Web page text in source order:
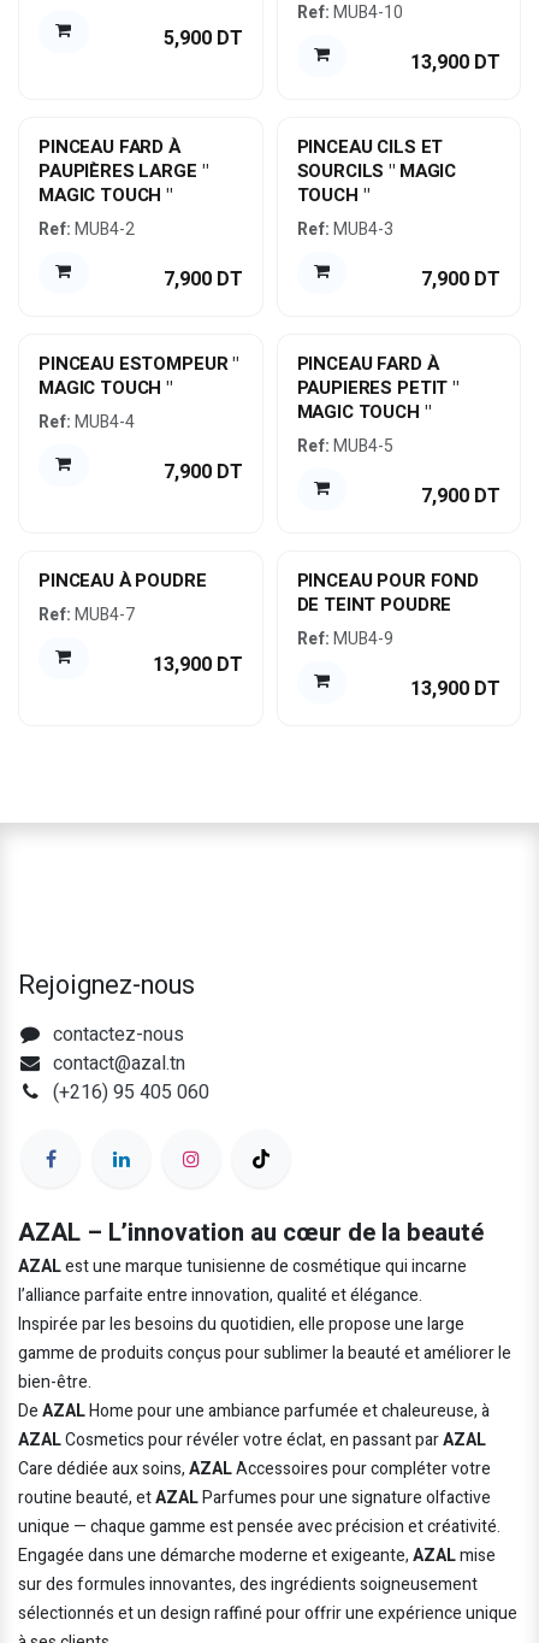
5,900DT
Ref:MUB4-10
13,900 DT
PINCEAU FARD À
PAUPIÈRES LARGE "
MAGIC TOUCH "
Ref:MUB4-2
7,900DT
PINCEAU CILS ET
SOURCILS " MAGIC
TOUCH "
Ref:MUB4-3
7,900 DT
PINCEAU ESTOMPEUR "
MAGIC TOUCH "
Ref:MUB4-4
7,900DT
PINCEAU FARD À
PAUPIERES PETIT "
MAGIC TOUCH "
Ref:MUB4-5
7,900 DT
PINCEAU À POUDRE
Ref:MUB4-7
13,900DT
PINCEAU POUR FOND
DE TEINT POUDRE
Ref:MUB4-9
13,900 DT
Rejoignez-nous
contactez-nous
contact@azal.tn
(+216) 95 405 060
AZAL – L’innovation au cœur de la beauté
AZALest une marque tunisienne de cosmétique qui incarne
l’alliance parfaite entre innovation, qualité et élégance.
Inspirée par les besoins du quotidien, elle propose une large
gamme de produits conçus pour sublimer la beauté et améliorer le
bien-être.
DeAZALHome pour une ambiance parfumée et chaleureuse, à
AZALCosmetics pour révéler votre éclat, en passant parAZAL
Care dédiée aux soins,AZALAccessoires pour compléter votre
routine beauté, etAZALParfumes pour une signature olfactive
unique — chaque gamme est pensée avec précision et créativité.
Engagée dans une démarche moderne et exigeante,AZALmise
sur des formules innovantes, des ingrédients soigneusement
sélectionnés et un design raffiné pour offrir une expérience unique